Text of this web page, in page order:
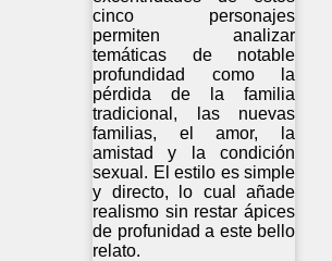
cinco personajes
permiten analizar
temáticas de notable
profundidad como la
pérdida de la familia
tradicional, las nuevas
familias, el amor, la
amistad y la condición
sexual. El estilo es simple
y directo, lo cual añade
realismo sin restar ápices
de profunidad a este bello
relato.